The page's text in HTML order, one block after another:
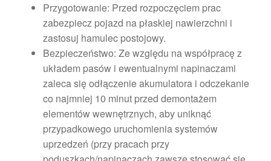
Przygotowanie: Przed rozpoczęciem prac
zabezpiecz pojazd na płaskiej nawierzchni i
zastosuj hamulec postojowy.
Bezpieczeństwo: Ze względu na współpracę z
układem pasów i ewentualnymi napinaczami
zaleca się odłączenie akumulatora i odczekanie
co najmniej 10 minut przed demontażem
elementów wewnętrznych, aby uniknąć
przypadkowego uruchomienia systemów
uprzedzeń (przy pracach przy